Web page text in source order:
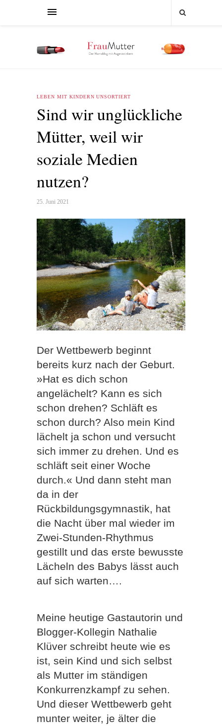
LEBEN MIT KINDERN UNSORTIERT
Sind wir unglückliche
Mütter, weil wir
soziale Medien
nutzen?
25. Juni 2021
Der Wettbewerb beginnt
bereits kurz nach der Geburt.
»Hat es dich schon
angelächelt? Kann es sich
schon drehen? Schläft es
schon durch? Also mein Kind
lächelt ja schon und versucht
sich immer zu drehen. Und es
schläft seit einer Woche
durch.« Und dann steht man
da in der
Rückbildungsgymnastik, hat
die Nacht über mal wieder im
Zwei-Stunden-Rhythmus
gestillt und das erste bewusste
Lächeln des Babys lässt auch
auf sich warten….
Meine heutige Gastautorin und
Blogger-Kollegin Nathalie
Klüver schreibt heute wie es
ist, sein Kind und sich selbst
als Mutter im ständigen
Konkurrenzkampf zu sehen.
Und dieser Wettbewerb geht
munter weiter, je älter die